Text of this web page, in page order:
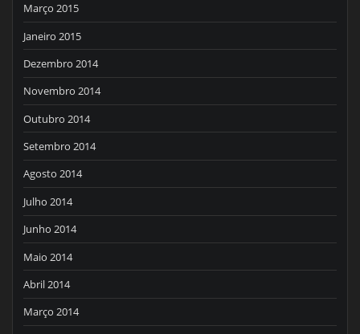
Março 2015
Janeiro 2015
Dezembro 2014
Novembro 2014
Outubro 2014
Setembro 2014
Agosto 2014
Julho 2014
Junho 2014
Maio 2014
Abril 2014
Março 2014